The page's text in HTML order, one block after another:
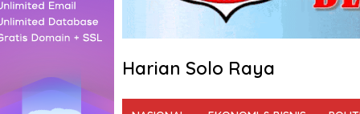
Harian Solo Raya
Tegas